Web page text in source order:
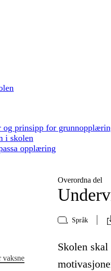
og prinsipp for
i skolen
opplæring
Overordna del
Språk
Skolen